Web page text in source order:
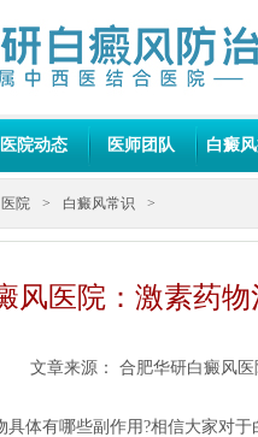
医院动态 医师团队 白癜
院 > 白癜风常识 >
风医院：激素药
文章来源： 合肥华研白癜风医
有哪些副作用?相信大家对于